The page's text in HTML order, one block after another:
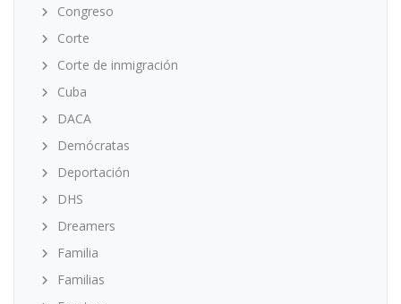
Congreso
Corte
Corte de inmigración
Cuba
DACA
Demócratas
Deportación
DHS
Dreamers
Familia
Familias